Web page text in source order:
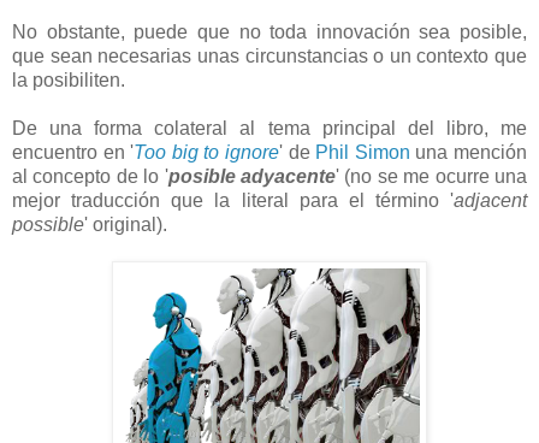
No obstante, puede que no toda innovación sea posible,
que sean necesarias unas circunstancias o un contexto que
la posibiliten.
De una forma colateral al tema principal del libro, me
encuentro en 'Too big to ignore' de Phil Simon una mención
al concepto de lo 'posible adyacente' (no se me ocurre una
mejor traducción que la literal para el término 'adjacent
possible' original).